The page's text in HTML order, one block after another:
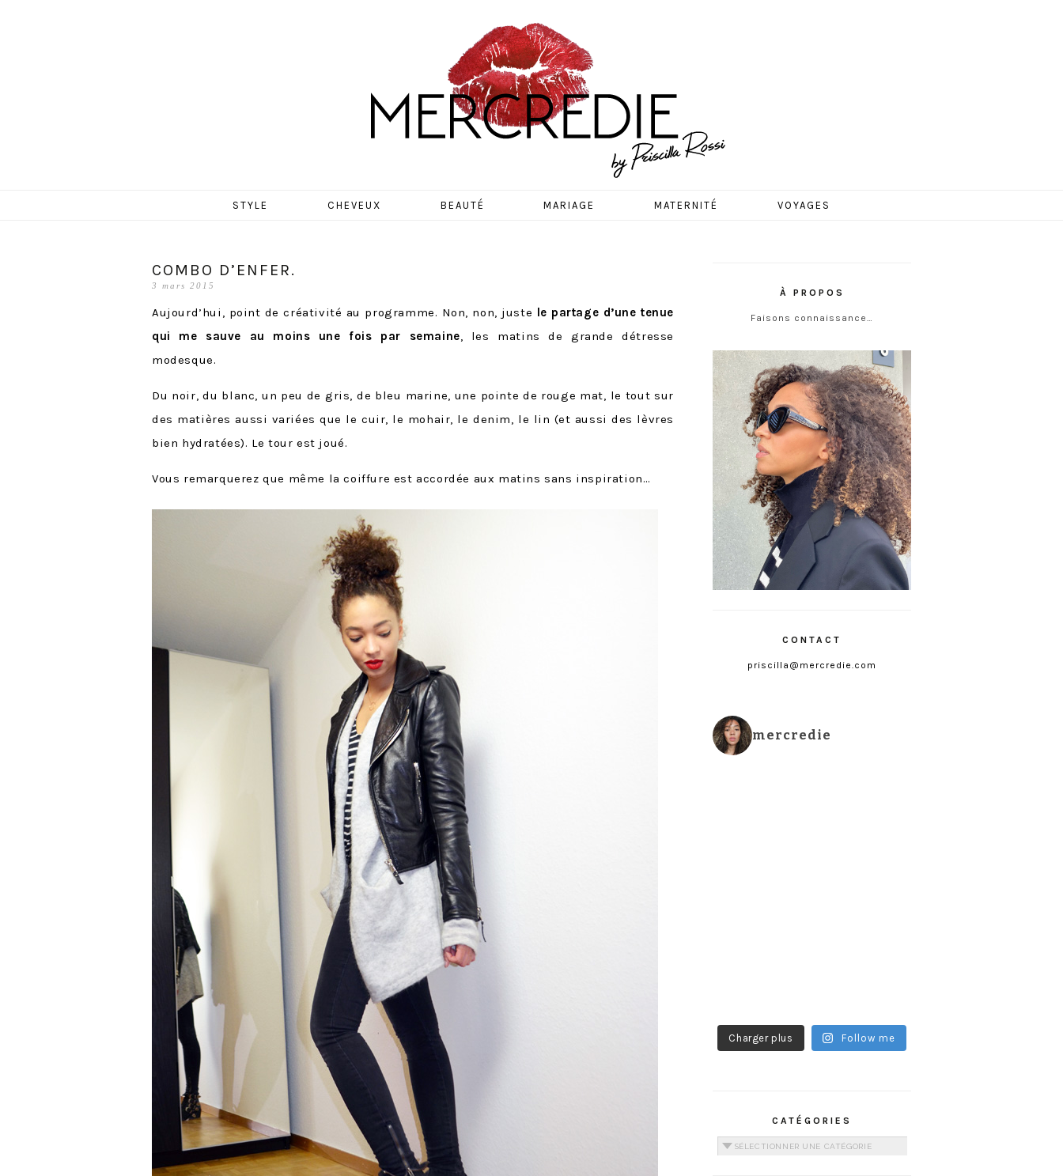
MERCREDIE
STYLE CHEVEUX BEAUTÉ MARIAGE MATERNITÉ VOYAGES
COMBO D’ENFER.
3 mars 2015
Aujourd’hui, point de créativité au programme. Non, non, juste le partage d’une tenue
qui me sauve au moins une fois par semaine, les matins de grande détresse
modesque.
Du noir, du blanc, un peu de gris, de bleu marine, une pointe de rouge mat, le tout sur
des matières aussi variées que le cuir, le mohair, le denim, le lin (et aussi des lèvres
bien hydratées). Le tour est joué.
Vous remarquerez que même la coiffure est accordée aux matins sans inspiration…
À PROPOS
Faisons connaissance…
CONTACT
priscilla@mercredie.com
mercredie
Charger plus Follow me
CATÉGORIES
Catégories